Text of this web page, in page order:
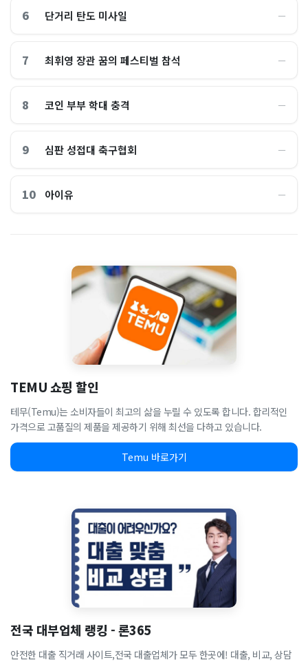
6 단거리 탄도 미사일 ―
7 최휘영 장관 꿈의 페스티벌 참석 ―
8 코인 부부 학대 충격 ―
9 심판 성접대 축구협회 ―
10 아이유 ―
TEMU 쇼핑 할인
테무(Temu)는 소비자들이 최고의 삶을 누릴 수 있도록 합니다. 합리적인
가격으로 고품질의 제품을 제공하기 위해 최선을 다하고 있습니다.
Temu 바로가기
전국 대부업체 랭킹 - 론365
안전한 대출 직거래 사이트,전국 대출업체가 모두 한곳에! 대출, 비교, 상담